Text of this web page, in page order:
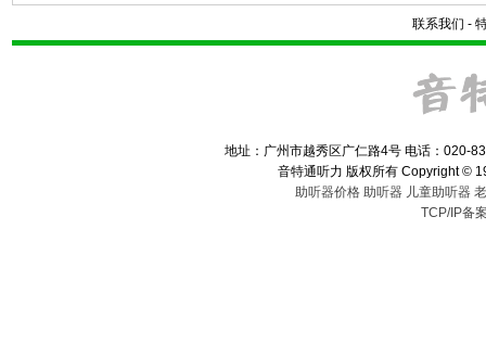
联系我们 -
地址：广州市越秀区广仁路4号 电话：020-
音特通听力 版权所有 Copyright ©
助听器价格 助听器 儿童助听器
TCP/IP备